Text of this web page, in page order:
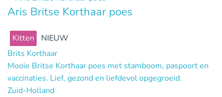
Aris Britse Korthaar poes
Kitten
NIEUW
Brits Korthaar
Mooie Britse Korthaar poes met stamboom, paspoort en
vaccinaties. Lief, gezond en liefdevol opgegroeid.
Zuid-Holland